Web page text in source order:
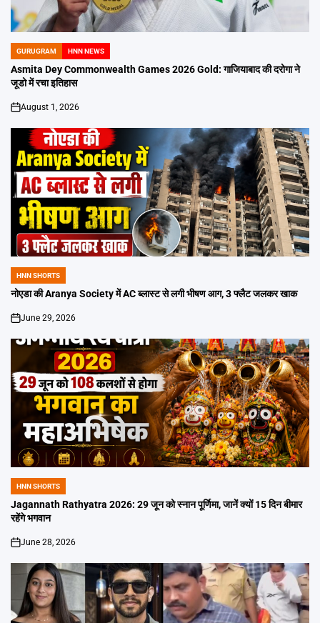
POSTED
IN
GURUGRAM HNN NEWS
Asmita Dey Commonwealth Games 2026 Gold: गाजियाबाद की दरोगा ने
जूडो में रचा इतिहास
on
August 1, 2026
POSTED
IN
HNN SHORTS
नोएडा की Aranya Society में AC ब्लास्ट से लगी भीषण आग, 3 फ्लैट जलकर खाक
on
June 29, 2026
POSTED
IN
HNN SHORTS
Jagannath Rathyatra 2026: 29 जून को स्नान पूर्णिमा, जानें क्यों 15 दिन बीमार
रहेंगे भगवान
on
June 28, 2026